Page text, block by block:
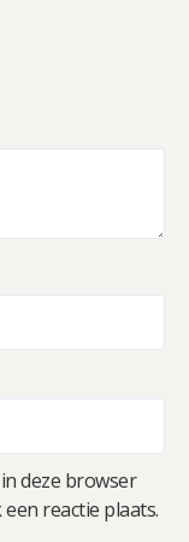
deze browser
reactie plaats.